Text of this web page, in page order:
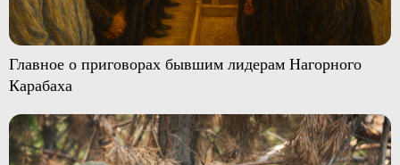
Главное о приговорах бывшим лидерам Нагорного
Карабаха